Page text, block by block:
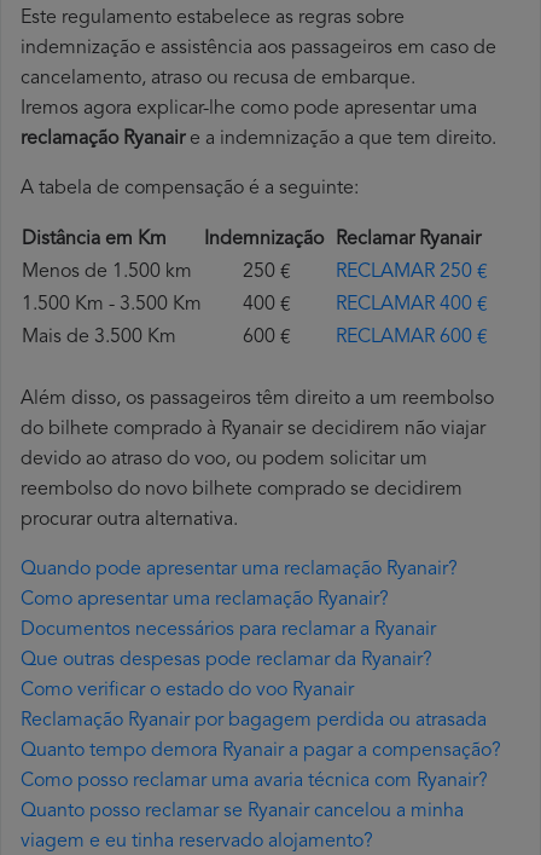
Este regulamento estabelece as regras sobre
indemnização e assistência aos passageiros em caso de
cancelamento, atraso ou recusa de embarque.
Iremos agora explicar-lhe como pode apresentar uma
reclamação Ryanaire a indemnização a que tem direito.
A tabela de compensação é a seguinte:
Distância em Km Indemnização
Reclamar Ryanair
Menos de 1.500 km
250 €
RECLAMAR 250 €
1.500 Km - 3.500 Km
400 €
RECLAMAR 400 €
Mais de 3.500 Km
600 € RECLAMAR 600 €
Além disso, os passageiros têm direito a um reembolso
do bilhete comprado à Ryanair se decidirem não viajar
devido ao atraso do voo, ou podem solicitar um
reembolso do novo bilhete comprado se decidirem
procurar outra alternativa.
Quando pode apresentar uma reclamação Ryanair?
Como apresentar uma reclamação Ryanair?
Documentos necessários para reclamar a Ryanair
Que outras despesas pode reclamar da Ryanair?
Como verificar o estado do voo Ryanair
Reclamação Ryanair por bagagem perdida ou atrasada
Quanto tempo demora Ryanair a pagar a compensação?
Como posso reclamar uma avaria técnica com Ryanair?
Quanto posso reclamar se Ryanair cancelou a minha
viagem e eu tinha reservado alojamento?